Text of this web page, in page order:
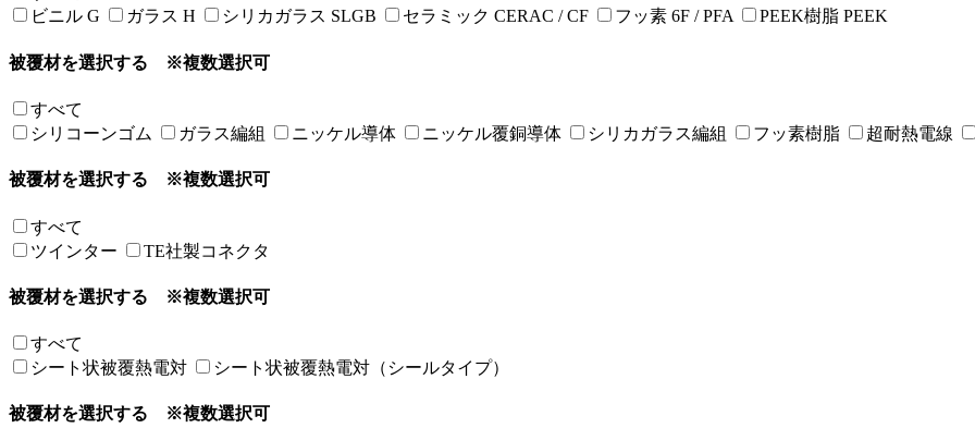
ビニル G
ガラス H シリカガラス SLGB セラミック CERAC / CF フッ素 6F / PFA PEEK樹脂 PEEK
被覆材を選択する ※複数選択可
すべて
シリコーンゴム
ガラス編組 ニッケル導体 ニッケル覆銅導体 シリカガラス編組 フッ素樹脂 超耐熱電線
被覆材を選択する ※複数選択可
すべて
ツインター
TE社製コネクタ
被覆材を選択する ※複数選択可
すべて
シート状被覆熱電対
シート状被覆熱電対（シールタイプ）
被覆材を選択する ※複数選択可